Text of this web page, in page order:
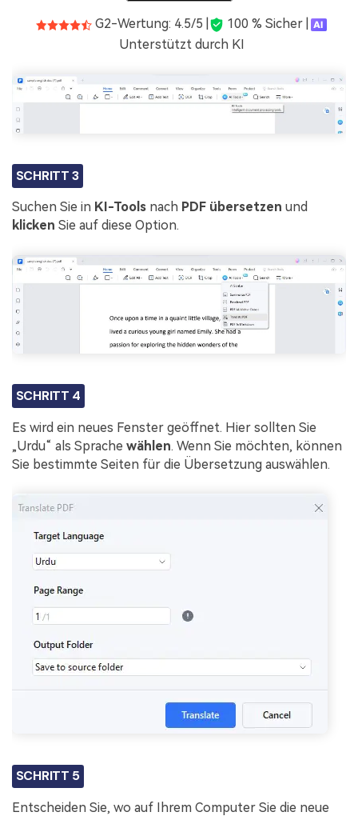
G2-Wertung: 4.5/5 |
100 % Sicher |
Unterstützt durch KI
SCHRITT 3
Suchen Sie in KI-Tools nach PDF übersetzen und
klicken Sie auf diese Option.
SCHRITT 4
Es wird ein neues Fenster geöffnet. Hier sollten Sie
„Urdu“ als Sprache wählen. Wenn Sie möchten, können
Sie bestimmte Seiten für die Übersetzung auswählen.
SCHRITT 5
Entscheiden Sie, wo auf Ihrem Computer Sie die neue